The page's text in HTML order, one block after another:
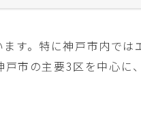
す。特に神戸市内では
市の主要3区を中心に